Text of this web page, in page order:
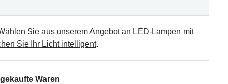
Sie aus unserem Angebot an LED-Lampen mit
Sie Ihr Licht intelligent.
Waren